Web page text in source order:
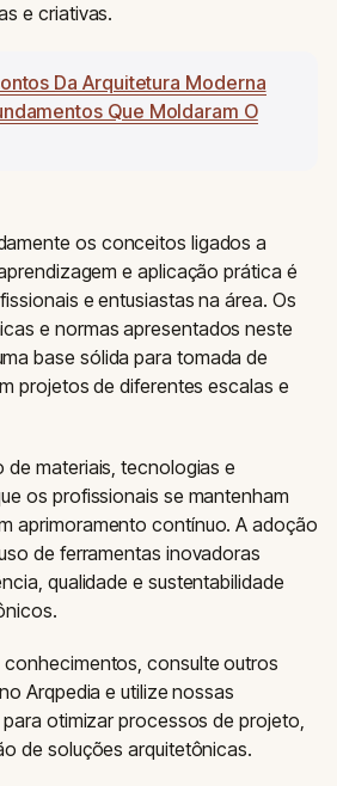
e criativas.
Da Arquitetura Moderna
Que Moldaram O
os conceitos ligados a
e aplicação prática é
e entusiastas na área. Os
e normas apresentados neste
base sólida para tomada de
projetos de diferentes escalas e
materiais, tecnologias e
os profissionais se mantenham
aprimoramento contínuo. A adoção
de ferramentas inovadoras
qualidade e sustentabilidade
conhecimentos, consulte outros
Arqpedia e utilize nossas
otimizar processos de projeto,
de soluções arquitetônicas.